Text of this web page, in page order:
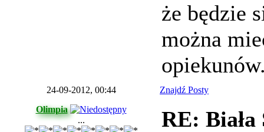
że będzie
można
24-09-2012, 00:44
Znajdź Posty
Olimpia
...
RE: Biała